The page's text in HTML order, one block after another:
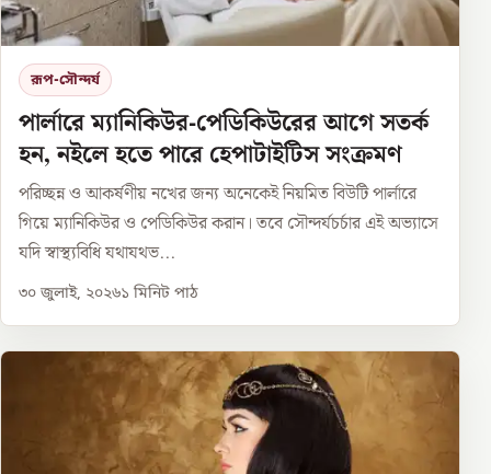
রূপ-সৌন্দর্য
পার্লারে ম্যানিকিউর-পেডিকিউরের আগে সতর্ক
হন, নইলে হতে পারে হেপাটাইটিস সংক্রমণ
পরিচ্ছন্ন ও আকর্ষণীয় নখের জন্য অনেকেই নিয়মিত বিউটি পার্লারে
গিয়ে ম্যানিকিউর ও পেডিকিউর করান। তবে সৌন্দর্যচর্চার এই অভ্যাসে
যদি স্বাস্থ্যবিধি যথাযথভ...
৩০ জুলাই, ২০২৬১ মিনিট পাঠ